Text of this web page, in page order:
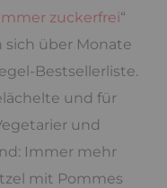
zuckerfrei“
sich über Monate
Bestsellerliste.
und für
und
Immer mehr
mit Pommes